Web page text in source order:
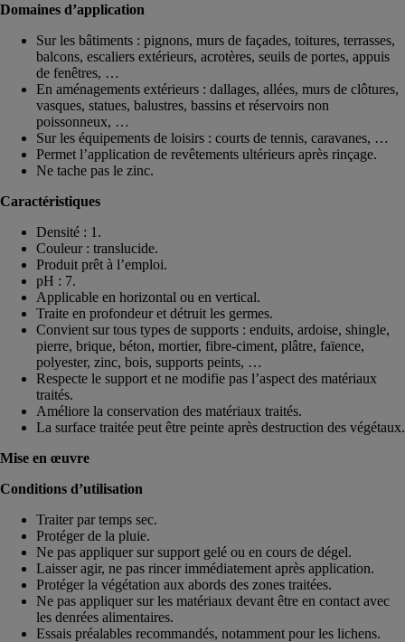
Domaines d’application
Sur les bâtiments : pignons, murs de façades, toitures, terrasses,
balcons, escaliers extérieurs, acrotères, seuils de portes, appuis
de fenêtres, …
En aménagements extérieurs : dallages, allées, murs de clôtures,
vasques, statues, balustres, bassins et réservoirs non
poissonneux, …
Sur les équipements de loisirs : courts de tennis, caravanes, …
Permet l’application de revêtements ultérieurs après rinçage.
Ne tache pas le zinc.
Caractéristiques
Densité : 1.
Couleur : translucide.
Produit prêt à l’emploi.
pH : 7.
Applicable en horizontal ou en vertical.
Traite en profondeur et détruit les germes.
Convient sur tous types de supports : enduits, ardoise, shingle,
pierre, brique, béton, mortier, fibre-ciment, plâtre, faïence,
polyester, zinc, bois, supports peints, …
Respecte le support et ne modifie pas l’aspect des matériaux
traités.
Améliore la conservation des matériaux traités.
La surface traitée peut être peinte après destruction des végétaux.
Mise en œuvre
Conditions d’utilisation
Traiter par temps sec.
Protéger de la pluie.
Ne pas appliquer sur support gelé ou en cours de dégel.
Laisser agir, ne pas rincer immédiatement après application.
Protéger la végétation aux abords des zones traitées.
Ne pas appliquer sur les matériaux devant être en contact avec
les denrées alimentaires.
Essais préalables recommandés, notamment pour les lichens.